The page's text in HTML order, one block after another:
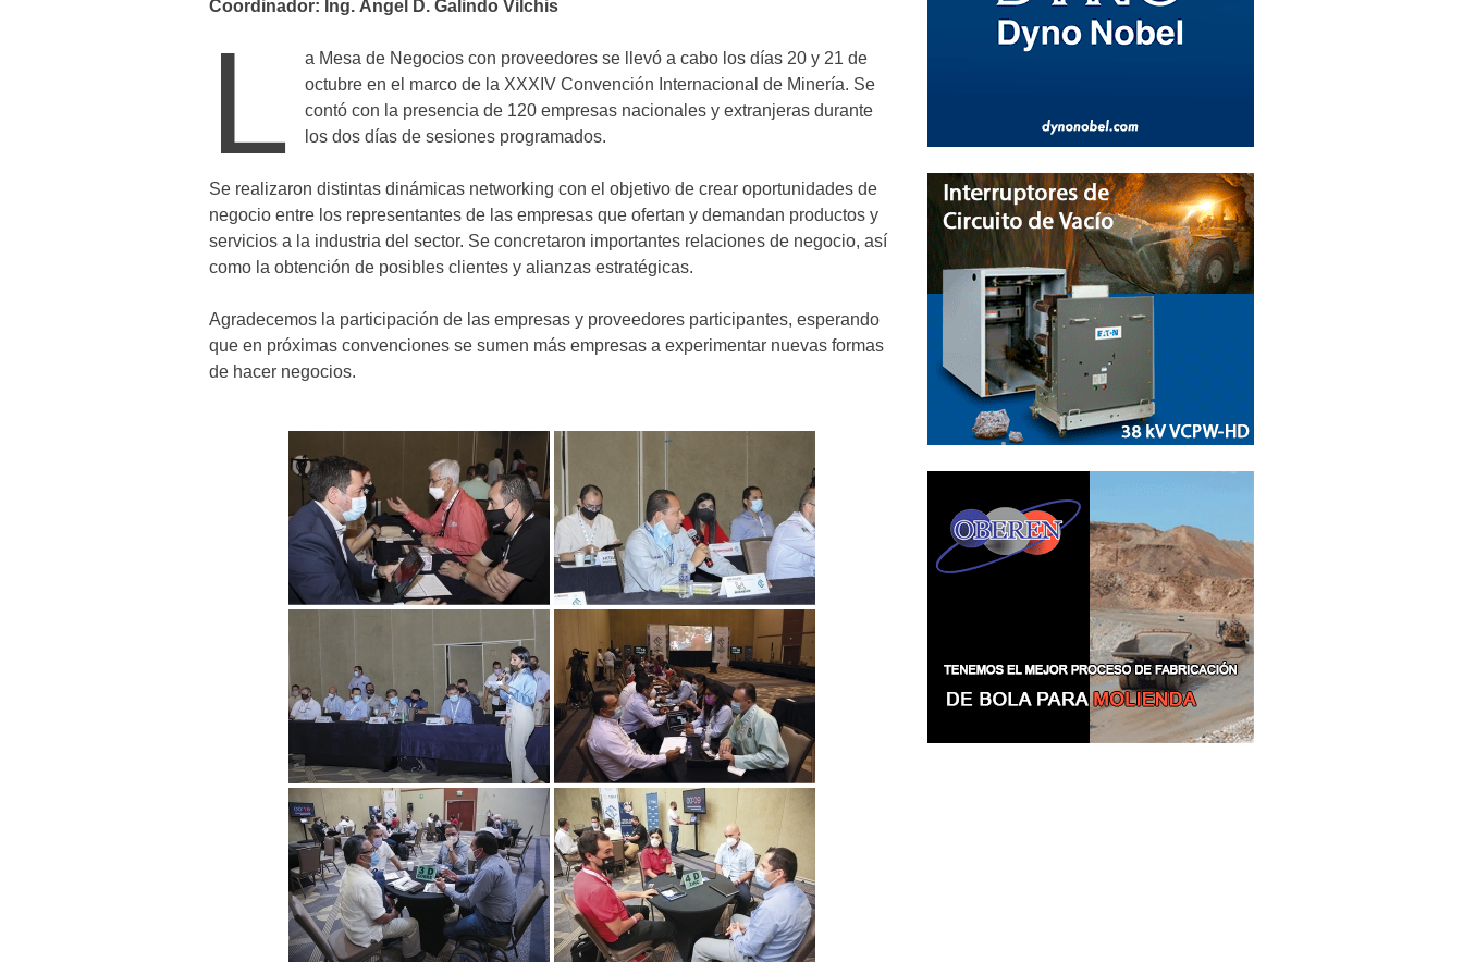
Coordinador: Ing. Ángel D. Galindo Vilchis
L
a Mesa de Negocios con proveedores se llevó a cabo los días 20 y 21 de
octubre en el marco de la XXXIV Convención Internacional de Minería. Se
contó con la presencia de 120 empresas nacionales y extranjeras durante
los dos días de sesiones programados.
Se realizaron distintas dinámicas networking con el objetivo de crear oportunidades de
negocio entre los representantes de las empresas que ofertan y demandan productos y
servicios a la industria del sector. Se concretaron importantes relaciones de negocio, así
como la obtención de posibles clientes y alianzas estratégicas.
Agradecemos la participación de las empresas y proveedores participantes, esperando
que en próximas convenciones se sumen más empresas a experimentar nuevas formas
de hacer negocios.